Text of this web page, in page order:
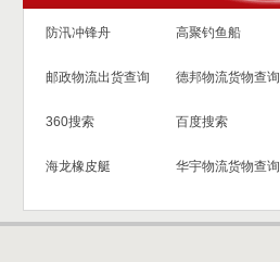
防汛冲锋舟 高聚钓鱼船
邮政物流出货查询 德邦物流货物查询
360搜索 百度搜索
海龙橡皮艇 华宇物流货物查询